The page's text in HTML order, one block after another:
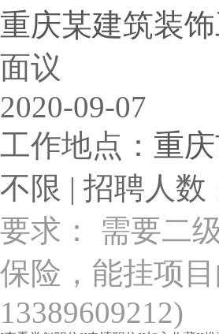
重庆某建筑装
面议
2020-09-07
工作地点： 重
不限 | 招聘人数
要求： 需要二
保险，能挂项
13389609212)